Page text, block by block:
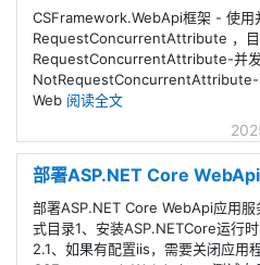
CSFramework.WebApi框架 - 使用
RequestConcurrentAttribute ，
RequestConcurrentAttribute-并
Web 阅读全文
部署ASP.NET Core WebApi
部署ASP.NET Core WebApi应用
式目录1、安装ASP.NETCore运行
2.1、如果有配置iis，需要关闭应用